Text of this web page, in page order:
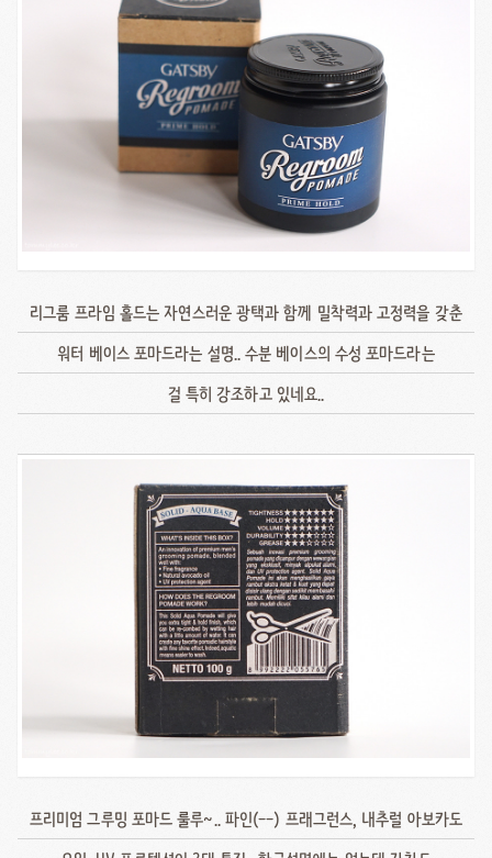
리그룸 프라임 홀드는 자연스러운 광택과 함께 밀착력과 고정력을 갖춘
워터 베이스 포마드라는 설명.. 수분 베이스의 수성 포마드라는
걸 특히 강조하고 있네요..
프리미엄 그루밍 포마드 룰루~.. 파인(--) 프래그런스, 내추럴 아보카도